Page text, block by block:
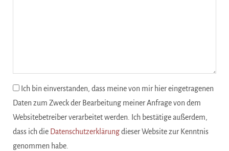
Ich bin einverstanden, dass meine von mir hier eingetragenen
Daten zum Zweck der Bearbeitung meiner Anfrage von dem
Websitebetreiber verarbeitet werden. Ich bestätige außerdem,
dass ich die Datenschutzerklärungdieser Website zur Kenntnis
genommen habe.